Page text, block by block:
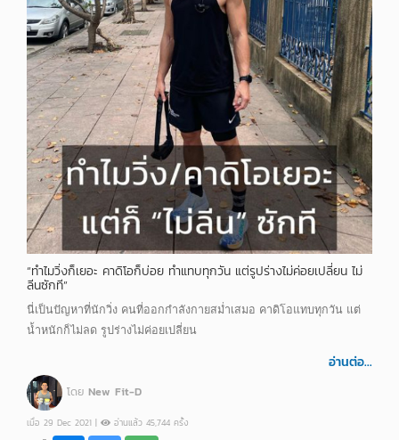
“ทำไมวิ่งก็เยอะ คาดิโอก็บ่อย ทำแทบทุกวัน แต่รูปร่างไม่ค่อยเปลี่ยน ไม่
ลีนซักที”
นี่เป็นปัญหาที่นักวิ่ง คนที่ออกกำลังกายสม่ำเสมอ คาดิโอแทบทุกวัน แต่
น้ำหนักก็ไม่ลด รูปร่างไม่ค่อยเปลี่ยน
อ่านต่อ...
โดย New Fit-D
เมื่อ 29 Dec 2021 | อ่านแล้ว 45,744 ครั้ง